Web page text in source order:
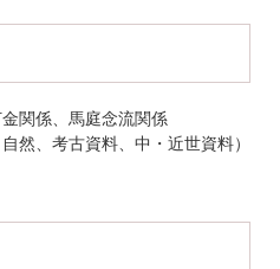
関係、馬庭念流関係
然、考古資料、中・近世資料）